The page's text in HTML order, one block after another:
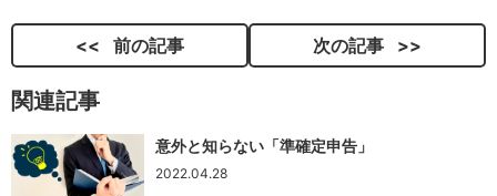
前の記事 次の記事
関連記事
意外と知らない「準確定申告」
2022.04.28